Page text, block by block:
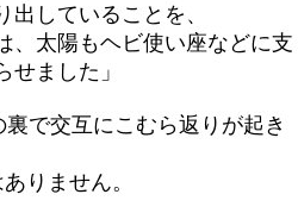
出していることを、
、太陽もヘビ使い座などに支
ました」
で交互にこむら返りが起き
りません。